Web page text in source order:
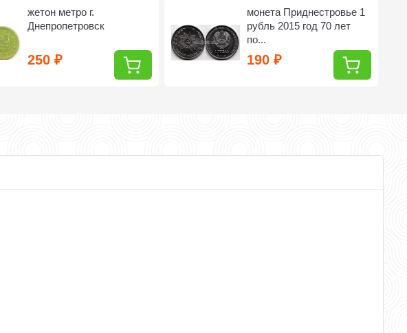
жетон метро г.
Днепропетровск
250₽
монета Приднестровье 1
рубль 2015 год 70 лет
по...
190₽